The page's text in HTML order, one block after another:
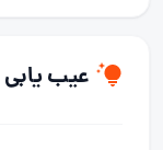
عیب یابی